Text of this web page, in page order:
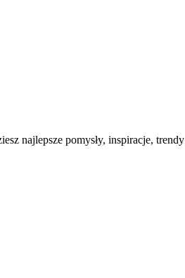
najlepsze pomysły, inspiracje, trendy